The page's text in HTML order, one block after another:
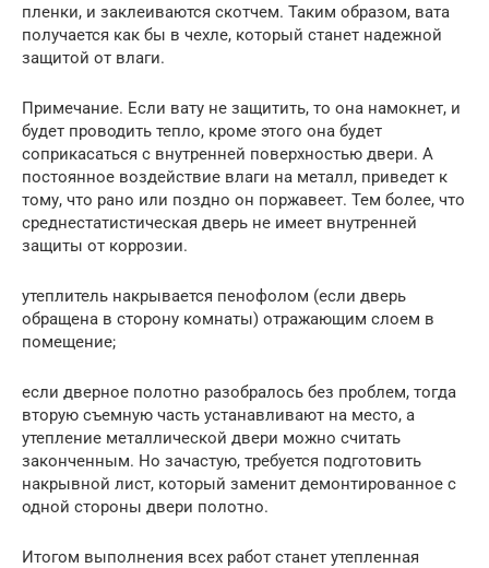
пленки, и заклеиваются скотчем. Таким образом, вата
получается как бы в чехле, который станет надежной
защитой от влаги.
Примечание. Если вату не защитить, то она намокнет, и
будет проводить тепло, кроме этого она будет
соприкасаться с внутренней поверхностью двери. А
постоянное воздействие влаги на металл, приведет к
тому, что рано или поздно он поржавеет. Тем более, что
среднестатистическая дверь не имеет внутренней
защиты от коррозии.
утеплитель накрывается пенофолом (если дверь
обращена в сторону комнаты) отражающим слоем в
помещение;
если дверное полотно разобралось без проблем, тогда
вторую съемную часть устанавливают на место, а
утепление металлической двери можно считать
законченным. Но зачастую, требуется подготовить
накрывной лист, который заменит демонтированное с
одной стороны двери полотно.
Итогом выполнения всех работ станет утепленная